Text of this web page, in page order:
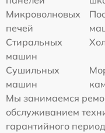
Микроволновых
печей
Стиральных
машин
Сушильных
машин
Мы занимаемся
обслуживанием
гарантийного